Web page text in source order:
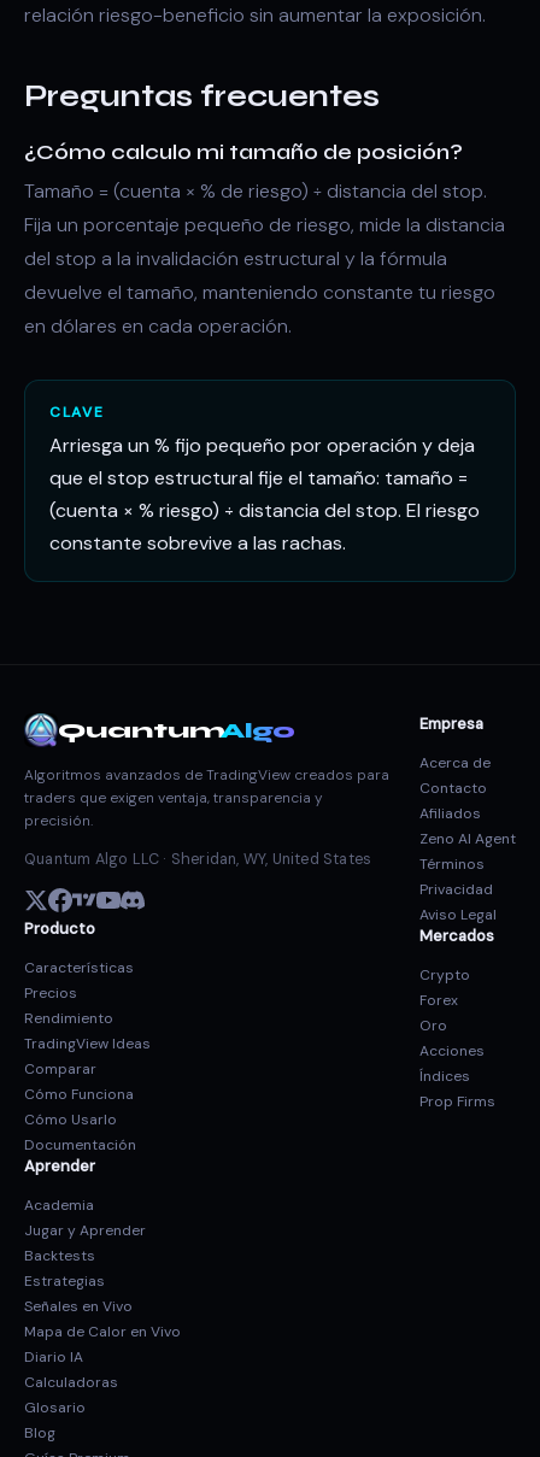
relación riesgo-beneficio sin aumentar la exposición.
Preguntas frecuentes
¿Cómo calculo mi tamaño de posición?
Tamaño = (cuenta × % de riesgo) ÷ distancia del stop.
Fija un porcentaje pequeño de riesgo, mide la distancia
del stop a la invalidación estructural y la fórmula
devuelve el tamaño, manteniendo constante tu riesgo
en dólares en cada operación.
CLAVE
Arriesga un % fijo pequeño por operación y deja
que el stop estructural fije el tamaño: tamaño =
(cuenta × % riesgo) ÷ distancia del stop. El riesgo
constante sobrevive a las rachas.
QuantumAlgo
Algoritmos avanzados de TradingView creados para
traders que exigen ventaja, transparencia y
precisión.
Quantum Algo LLC · Sheridan, WY, United States
Producto
Características
Precios
Rendimiento
TradingView Ideas
Comparar
Cómo Funciona
Cómo Usarlo
Documentación
Aprender
Academia
Jugar y Aprender
Backtests
Estrategias
Señales en Vivo
Mapa de Calor en Vivo
Diario IA
Calculadoras
Glosario
Blog
Empresa
Acerca de
Contacto
Afiliados
Zeno AI Agent
Términos
Privacidad
Aviso Legal
Mercados
Crypto
Forex
Oro
Acciones
Índices
Prop Firms